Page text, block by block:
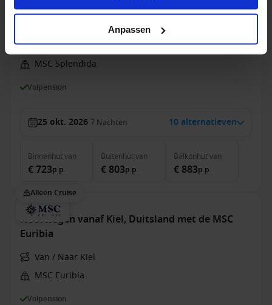
Anpassen
Westelijke Middellandse Zee vanaf Barcelona,
Spanje met de MSC Splendida
Van / Naar Barcelona
MSC Splendida
Volpension
25 okt. 2026 7 Nachten 10 alternatieven
Binnenhutvan
€ 723p.p.
Buitenhutvan
€ 803p.p.
Balkonhutvan
€ 883p.p.
Alleen Cruise
Noorwegen vanaf Kiel, Duitsland met de MSC
Euribia
Van / Naar Kiel
MSC Euribia
Volpension